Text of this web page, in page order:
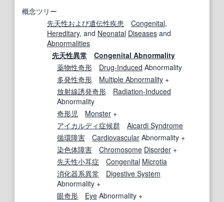
概念ツリー
先天性および遺伝性疾患 Congenital,
Hereditary, and Neonatal Diseases and
Abnormalities
先天性異常
Congenital Abnormality
薬物性奇形 Drug-Induced Abnormality
多発性奇形
Multiple Abnormality +
放射線誘発奇形
Radiation-Induced
Abnormality
奇形児
Monster +
アイカルディ症候群
Aicardi Syndrome
循環障害
Cardiovascular Abnormality +
染色体障害
Chromosome Disorder +
先天性小耳症 Congenital Microtia
消化器系異常
Digestive System
Abnormality +
眼奇形 Eye Abnormality +